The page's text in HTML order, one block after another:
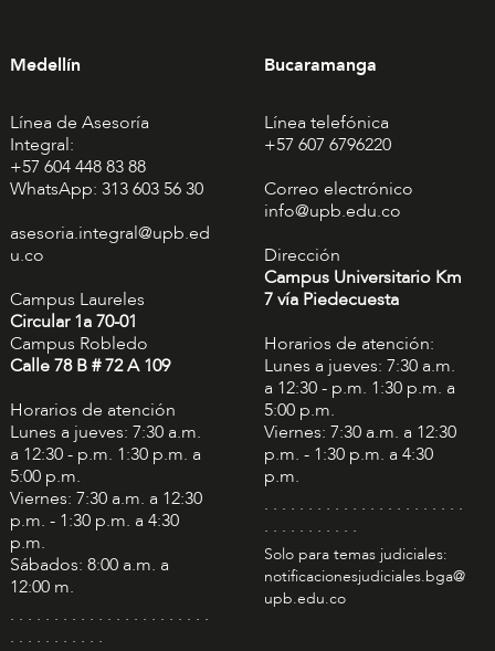
Medellín
Línea de Asesoría
Integral:
+57 604 448 83 88
WhatsApp: 313 603 56 30
asesoria.integral@upb.ed
u.co
Campus Laureles
Circular 1a 70-01
Campus Robledo
Calle 78 B # 72 A 109
Horarios de atención
Lunes a jueves: 7:30 a.m.
a 12:30 - p.m. 1:30 p.m. a
5:00 p.m.
Viernes: 7:30 a.m. a 12:30
p.m. - 1:30 p.m. a 4:30
p.m.
Sábados: 8:00 a.m. a
12:00 m.
. . . . . . . . . . . . . . . . . . . . . . .
. . . . . . . . . . .
Bucaramanga
Línea telefónica
+57 607 6796220
Correo electrónico
info@upb.edu.co
Dirección
Campus Universitario Km
7 vía Piedecuesta
Horarios de atención:
Lunes a jueves: 7:30 a.m.
a 12:30 - p.m. 1:30 p.m. a
5:00 p.m.
Viernes: 7:30 a.m. a 12:30
p.m. - 1:30 p.m. a 4:30
p.m.
. . . . . . . . . . . . . . . . . . . . . . .
. . . . . . . . . . .
Solo para temas judiciales:
notificacionesjudiciales.bga@
upb.edu.co